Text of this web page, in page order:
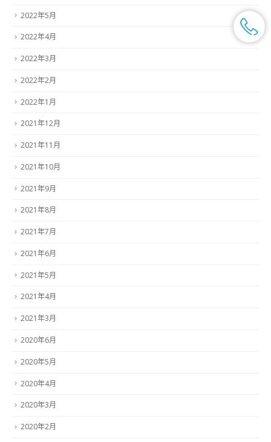
2022年5月
2022年4月
2022年3月
2022年2月
2022年1月
2021年12月
2021年11月
2021年10月
2021年9月
2021年8月
2021年7月
2021年6月
2021年5月
2021年4月
2021年3月
2020年6月
2020年5月
2020年4月
2020年3月
2020年2月